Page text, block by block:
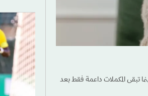
تبقى المكملات داعمة فقط بعد